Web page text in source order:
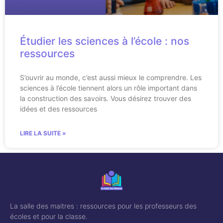
Étudier les sciences à l’école : nos
ressources
S’ouvrir au monde, c’est aussi mieux le comprendre. Les
sciences à l’école tiennent alors un rôle important dans
la construction des savoirs. Vous désirez trouver des
idées et des ressources
LIRE LA SUITE »
La salle des maitres : ressources pour les professeurs des
écoles et pour la classe.